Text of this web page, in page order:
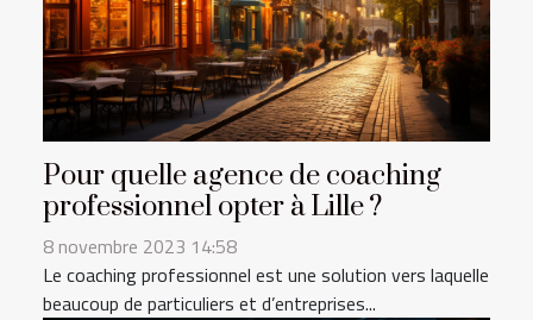
Pour quelle agence de coaching
professionnel opter à Lille ?
8 novembre 2023 14:58
Le coaching professionnel est une solution vers laquelle
beaucoup de particuliers et d’entreprises...